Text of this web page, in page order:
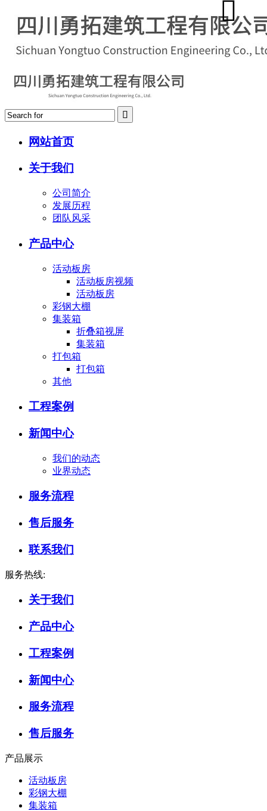
网站首页
关于我们
公司简介
发展历程
团队风采
产品中心
活动板房
活动板房视频
活动板房
彩钢大棚
集装箱
折叠箱视屏
集装箱
打包箱
打包箱
其他
工程案例
新闻中心
我们的动态
业界动态
服务流程
售后服务
联系我们
服务热线:
关于我们
产品中心
工程案例
新闻中心
服务流程
售后服务
产品展示
活动板房
彩钢大棚
集装箱